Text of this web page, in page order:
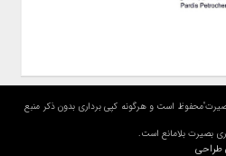
است و هرگونه کپی برداری بدون ذکر منبع
بصیرت بلامانع است.
طراحی